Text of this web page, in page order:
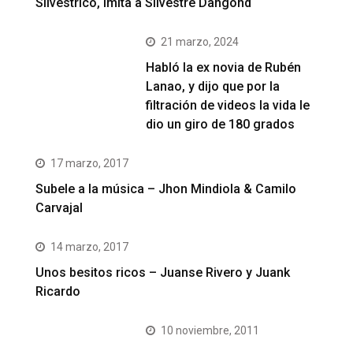
21 marzo, 2024
Habló la ex novia de Rubén
Lanao, y dijo que por la
filtración de videos la vida le
dio un giro de 180 grados
17 marzo, 2017
Subele a la música – Jhon Mindiola & Camilo
Carvajal
14 marzo, 2017
Unos besitos ricos – Juanse Rivero y Juank
Ricardo
10 noviembre, 2011